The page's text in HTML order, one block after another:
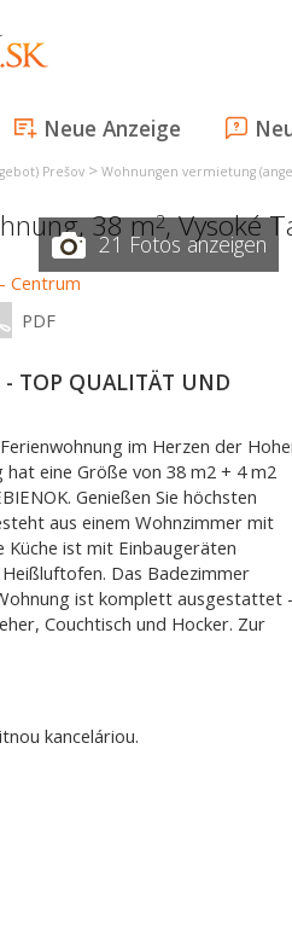
Neue Anzeige
Prešov > Wohnungen vermietung
38 m2,Vysoké
21 Fotos anzeigen
PDF
TOP QUALITÄT UND
im Herzen der
eine Größe von 38 m2 + 4 m2
Genießen Sie höchsten
aus einem Wohnzimmer mit
Küche ist mit Einbaugeräten
Das Badezimmer
ist komplett ausgestattet
Couchtisch und Hocker. Zur
kanceláriou.